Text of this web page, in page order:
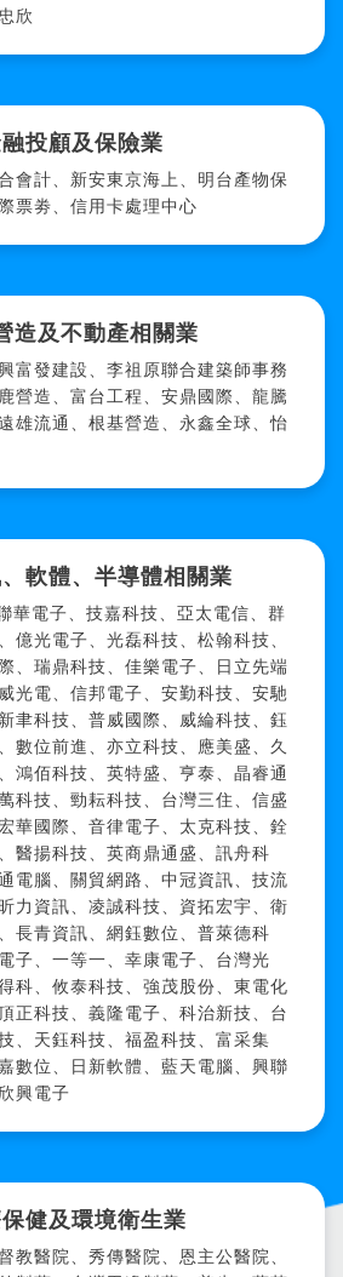
欣
投顧及保險業
會計、新安東京海上、明台產物保
票劵、信用卡處理中心
造及不動產相關業
富發建設、李祖原聯合建築師事務
營造、富台工程、安鼎國際、龍騰
雄流通、根基營造、永鑫全球、怡
軟體、半導體相關業
華電子、技嘉科技、亞太電信、群
億光電子、光磊科技、松翰科技、
、瑞鼎科技、佳樂電子、日立先端
光電、信邦電子、安勤科技、安馳
聿科技、普威國際、威綸科技、鈺
數位前進、亦立科技、應美盛、久
鴻佰科技、英特盛、亨泰、晶睿通
科技、勁耘科技、台灣三住、信盛
華國際、音律電子、太克科技、銓
醫揚科技、英商鼎通盛、訊舟科
電腦、關貿網路、中冠資訊、技流
力資訊、凌誠科技、資拓宏宇、衛
長青資訊、網鈺數位、普萊德科
子、一等一、幸康電子、台灣光
科、攸泰科技、強茂股份、東電化
正科技、義隆電子、科治新技、台
、天鈺科技、福盈科技、富采集
數位、日新軟體、藍天電腦、興聯
興電子
健及環境衛生業
教醫院、秀傳醫院、恩主公醫院、